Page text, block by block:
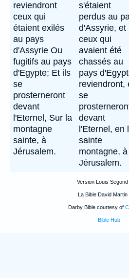
reviendront
ceux qui
étaient exilés
au pays
d'Assyrie Ou
fugitifs au pays
d'Egypte; Et ils
se
prosterneront
devant
l'Eternel, Sur la
montagne
sainte, à
Jérusalem.
s'étaient
perdus au
d'Assyrie, et
ceux qui
avaient été
chassés au
pays
reviendront,
se
devant
l'Eternel, en
sainte
montagne, à
Jérusalem.
Version Louis
La Bible David Martin
Darby Bible courtesy of
Bible Hub